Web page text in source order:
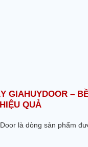
GIAHUYDOOR –
QUẢ
là dòng sản phẩm